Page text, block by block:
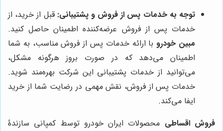
توجه به خدمات پس از فروش و پشتیبانی: قبل از خرید، از
خدمات پس از فروش عرضه‌کننده اطمینان حاصل کنید.
مبین خودروبا ارائه خدمات پس از فروش مناسب، به شما
اطمینان می‌دهد که در صورت بروز هرگونه مشکل،
می‌توانید از خدمات پشتیبانی این شرکت بهره‌مند شوید.
خدمات پس از فروش، نقش مهمی در رضایت شما از خرید
ایفا می‌کند.
فروش اقساطی محصولات ایران خودرو توسط کمپانی سازندۀ